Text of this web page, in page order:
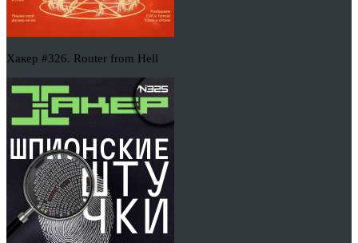
Хакер #326. Router from Hell